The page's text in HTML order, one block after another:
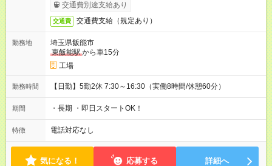
交通費別途支給あり
交通費 交通費支給（規定あり）
勤務地
埼玉県飯能市
東飯能駅から車15分
工場
勤務時間 【日勤】5勤2休 7:30～16:30（実働8時間/休憩60分）
期間 ・長期 ・即日スタートOK！
特徴 電話対応なし
気になる！ 応募する 詳細へ